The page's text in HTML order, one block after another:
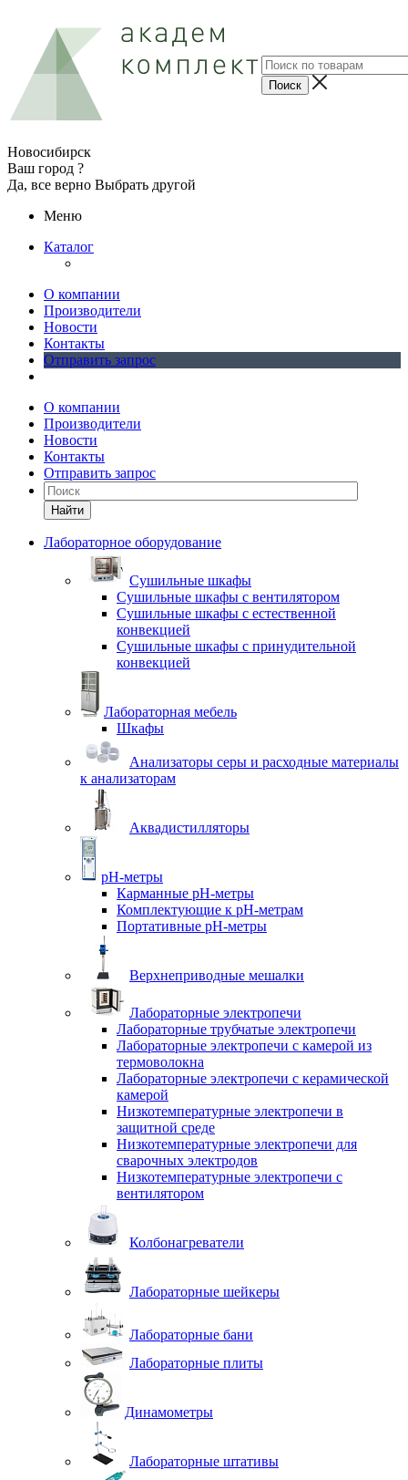
Новосибирск
Ваш город ?
Да, все верно Выбрать другой
Меню
Каталог
О компании
Производители
Новости
Контакты
Отправить запрос
О компании
Производители
Новости
Контакты
Отправить запрос
Найти
Лабораторное оборудование
Cушильные шкафы
Сушильные шкафы с вентилятором
Сушильные шкафы с естественной
конвекцией
Сушильные шкафы с принудительной
конвекцией
Лабораторная мебель
Шкафы
Анализаторы серы и расходные материалы
к анализаторам
Аквадистилляторы
pH-метры
Карманные pH-метры
Комплектующие к pH-метрам
Портативные pH-метры
Верхнеприводные мешалки
Лабораторные электропечи
Лабораторные трубчатые электропечи
Лабораторные электропечи с камерой из
термоволокна
Лабораторные электропечи с керамической
камерой
Низкотемпературные электропечи в
защитной среде
Низкотемпературные электропечи для
cварочных электродов
Низкотемпературные электропечи с
вентилятором
Колбонагреватели
Лабораторные шейкеры
Лабораторные бани
Лабораторные плиты
Динамометры
Лабораторные штативы